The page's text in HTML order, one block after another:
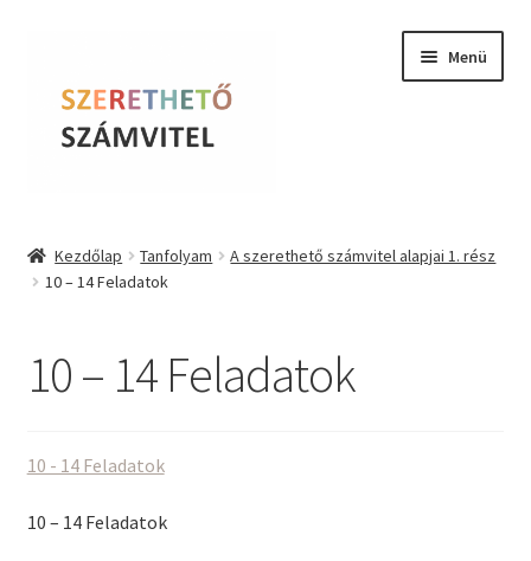
navigációhoz
tartalomba
Menü
Online kurzusok
Farkas Krisztina
Kezdőlap Tanfolyam
A szerethető számvitel alapjai 1. rész
10 – 14 Feladatok
10 – 14 Feladatok
10 - 14 Feladatok
10 – 14 Feladatok